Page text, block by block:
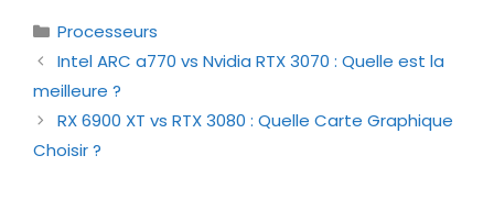
Catégories
Processeurs
Intel ARC a770 vs Nvidia RTX 3070 : Quelle est la
meilleure ?
RX 6900 XT vs RTX 3080 : Quelle Carte Graphique
Choisir ?